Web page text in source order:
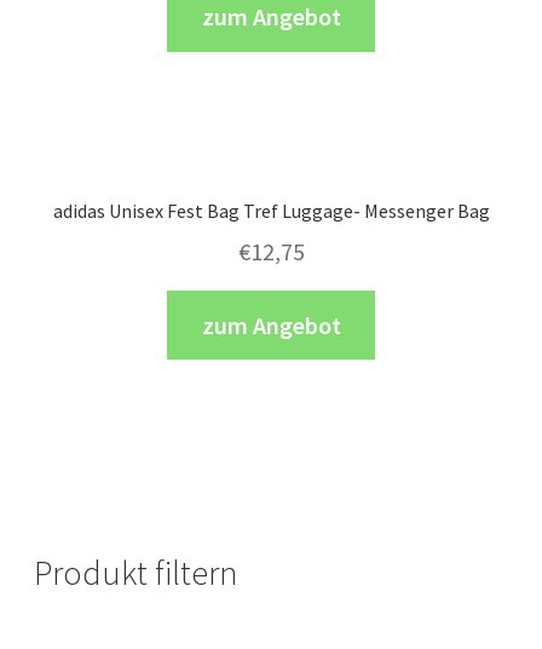
zum Angebot
adidas Unisex Fest Bag Tref Luggage- Messenger Bag
€12,75
zum Angebot
Produkt filtern